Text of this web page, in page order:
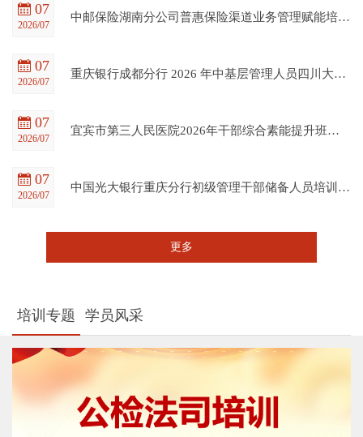
07
2026/07
中邮保险湖南分公司普惠保险渠道业务管理赋能培训班在四川大学全国干部教育培训基地顺利开班
07
2026/07
重庆银行成都分行 2026 年中基层管理人员四川大学培训项目（第一期）在四川大学全国干部教育培训基地顺利开班
07
2026/07
宜宾市第三人民医院2026年干部综合素能提升班在四川大学全国干部教育培训基地顺利开班
07
2026/07
中国光大银行重庆分行初级管理干部储备人员培训班在四川大学全国干部教育培训基地顺利开班
更多
培训专题 学员风采